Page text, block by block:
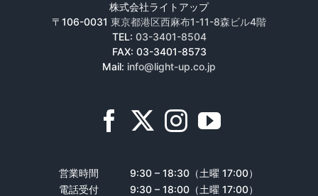
株式会社ライトアップ
〒106-0031 東京都港区西麻布1-11-8森ビル4階
TEL: 03-3401-8504
FAX: 03-3401-8573
Mail: info@light-up.co.jp
営業時間
9:30 – 18:30（土曜 17:00）
電話受付
9:30 – 18:00（土曜 17:00）